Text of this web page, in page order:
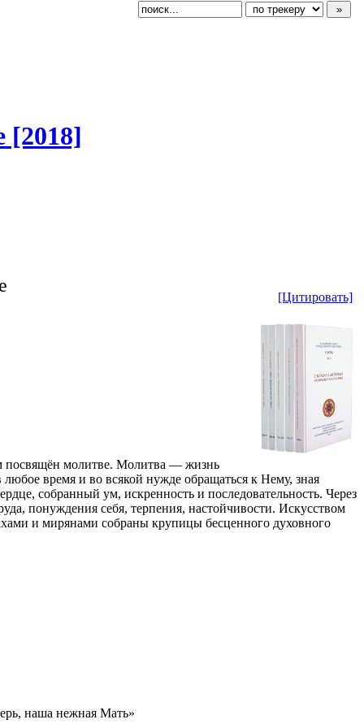
[2018]
[Цитировать]
посвящён молитве. Молитва — жизнь
время и во всякой нужде обращаться к Нему, зная
собранный ум, искренность и последовательность. Через
понуждения себя, терпения, настойчивости. Искусством
и мирянами собраны крупицы бесценного духовного
наша нежная Мать»